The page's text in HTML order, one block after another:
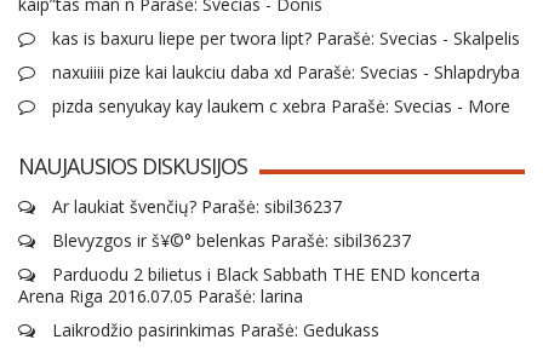
kaip”tas man n Parašė: Svecias - Donis
kas is baxuru liepe per twora lipt? Parašė: Svecias - Skalpelis
naxuiiii pize kai laukciu daba xd Parašė: Svecias - Shlapdryba
pizda senyukay kay laukem c xebra Parašė: Svecias - More
NAUJAUSIOS DISKUSIJOS
Ar laukiat švenčių? Parašė: sibil36237
Blevyzgos ir š¥©° belenkas Parašė: sibil36237
Parduodu 2 bilietus i Black Sabbath THE END koncerta
Arena Riga 2016.07.05 Parašė: larina
Laikrodžio pasirinkimas Parašė: Gedukass